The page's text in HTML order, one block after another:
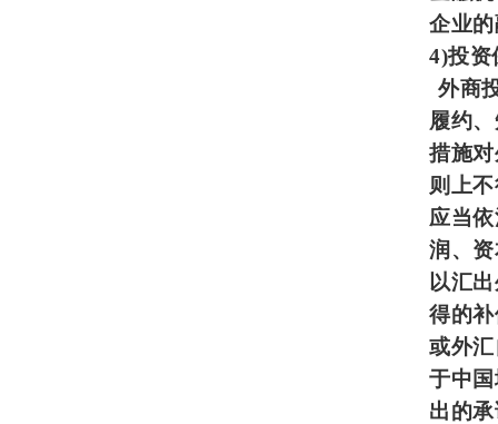
企业
4)投资
外商
履约
措施
则上
应当
润、
以汇
得的
或外
于中
出的